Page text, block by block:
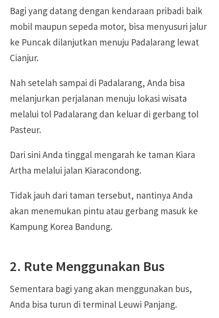
Bagi yang datang dengan kendaraan pribadi baik
mobil maupun sepeda motor, bisa menyusuri jalur
ke Puncak dilanjutkan menuju Padalarang lewat
Cianjur.
Nah setelah sampai di Padalarang, Anda bisa
melanjurkan perjalanan menuju lokasi wisata
melalui tol Padalarang dan keluar di gerbang tol
Pasteur.
Dari sini Anda tinggal mengarah ke taman Kiara
Artha melalui jalan Kiaracondong.
Tidak jauh dari taman tersebut, nantinya Anda
akan menemukan pintu atau gerbang masuk ke
Kampung Korea Bandung.
2. Rute Menggunakan Bus
Sementara bagi yang akan menggunakan bus,
Anda bisa turun di terminal Leuwi Panjang.